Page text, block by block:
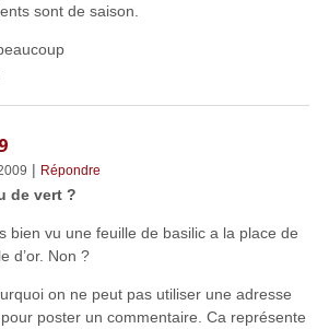
sont de saison.
| Répondre
de vert ?
bien vu une feuille de basilic a la place de
d’or. Non ?
on ne peut pas utiliser une adresse
poster un commentaire. Ca représente